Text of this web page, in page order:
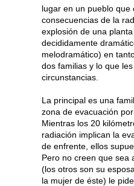
lugar en un pueblo que
consecuencias de la
explosión de una
decididamente
melodramático) en
dos familias y lo que
circunstancias.
La principal es una
zona de evacuación
Mientras los 20
radiación implican la
de enfrente, ellos
Pero no creen que sea
(los otros son su
la mujer de éste) le